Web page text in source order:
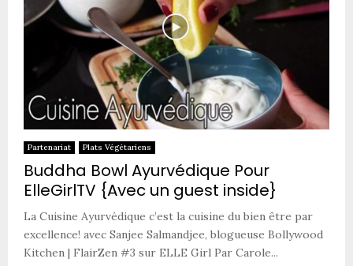
Partenariat Plats Végétariens
Buddha Bowl Ayurvédique Pour
ElleGirlTV {Avec un guest inside}
La Cuisine Ayurvédique c’est la cuisine du bien être par
excellence! avec Sanjee Salmandjee, blogueuse Bollywood
Kitchen | FlairZen #3 sur ELLE Girl Par Carole...